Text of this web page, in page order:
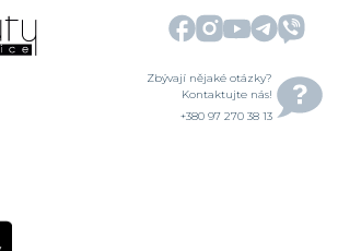
Zbývají nějaké otázky?
Kontaktujte nás!
+380 97 270 38 13